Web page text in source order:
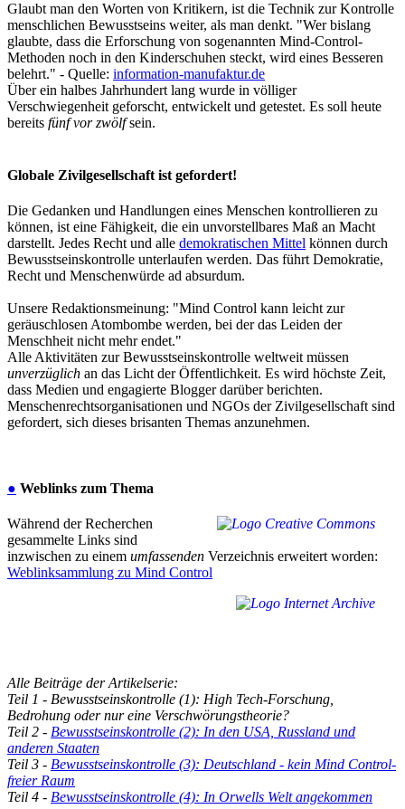
Glaubt man den Worten von Kritikern, ist die Technik zur Kontrolle
menschlichen Bewusstseins weiter, als man denkt. "Wer bislang
glaubte, dass die Erforschung von sogenannten Mind-Control-
Methoden noch in den Kinderschuhen steckt, wird eines Besseren
belehrt." - Quelle: information-manufaktur.de
Über ein halbes Jahrhundert lang wurde in völliger
Verschwiegenheit geforscht, entwickelt und getestet. Es soll heute
bereits fünf vor zwölfsein.
Globale Zivilgesellschaft ist gefordert!
Die Gedanken und Handlungen eines Menschen kontrollieren zu
können, ist eine Fähigkeit, die ein unvorstellbares Maß an Macht
darstellt. Jedes Recht und alle demokratischen Mittel können durch
Bewusstseinskontrolle unterlaufen werden. Das führt Demokratie,
Recht und Menschenwürde ad absurdum.
Unsere Redaktionsmeinung: "Mind Control kann leicht zur
geräuschlosen Atombombe werden, bei der das Leiden der
Menschheit nicht mehr endet."
Alle Aktivitäten zur Bewusstseinskontrolle weltweit müssen
unverzüglich an das Licht der Öffentlichkeit. Es wird höchste Zeit,
dass Medien und engagierte Blogger darüber berichten.
Menschenrechtsorganisationen und NGOs der Zivilgesellschaft sind
gefordert, sich dieses brisanten Themas anzunehmen.
● Weblinks zum Thema
Während der Recherchen
gesammelte Links sind
inzwischen zu einem umfassenden Verzeichnis erweitert worden:
Weblinksammlung zu Mind Control
Alle Beiträge der Artikelserie:
Teil 1 - Bewusstseinskontrolle (1): High Tech-Forschung,
Bedrohung oder nur eine Verschwörungstheorie?
Teil 2 - Bewusstseinskontrolle (2): In den USA, Russland und
anderen Staaten
Teil 3 - Bewusstseinskontrolle (3): Deutschland - kein Mind Control-
freier Raum
Teil 4 - Bewusstseinskontrolle (4): In Orwells Welt angekommen